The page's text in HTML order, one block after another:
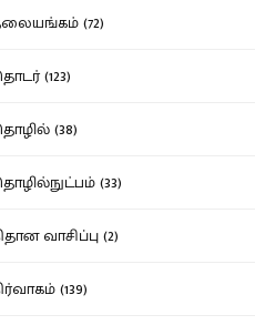
(72)
(123)
(38)
(33)
வாசிப்பு (2)
(139)